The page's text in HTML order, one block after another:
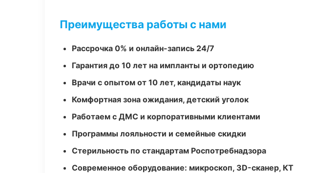
Преимущества работы с нами
Рассрочка 0% и онлайн-запись 24/7
Гарантия до 10 лет на импланты и ортопедию
Врачи с опытом от 10 лет, кандидаты наук
Комфортная зона ожидания, детский уголок
Работаем с ДМС и корпоративными клиентами
Программы лояльности и семейные скидки
Стерильность по стандартам Роспотребнадзора
Современное оборудование: микроскоп, 3D-сканер, КТ